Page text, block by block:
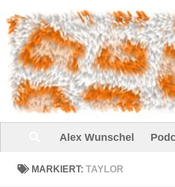
Unter dem Inhalt
Alex Wunschel
MARKIERT: TAYLOR